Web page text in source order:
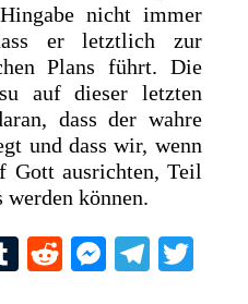
nicht immer
er letztlich zur
Plans führt. Die
auf dieser letzten
dass der wahre
und dass wir, wenn
Gott ausrichten, Teil
werden können.
T
R
M T